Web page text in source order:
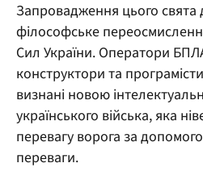
Запровадження цього свята
філософське
Сил України. Оператори
конструктори та
визнані новою
українського війська, яка
перевагу ворога за
переваги.